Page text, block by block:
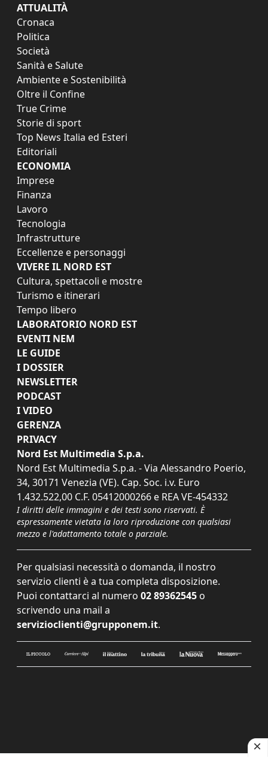
ATTUALITÀ
Cronaca
Politica
Società
Sanità e Salute
Ambiente e Sostenibilità
Oltre il Confine
True Crime
Storie di sport
Top News Italia ed Esteri
Editoriali
ECONOMIA
Imprese
Finanza
Lavoro
Tecnologia
Infrastrutture
Eccellenze e personaggi
VIVERE IL NORD EST
Cultura, spettacoli e mostre
Turismo e itinerari
Tempo libero
LABORATORIO NORD EST
EVENTI NEM
LE GUIDE
I DOSSIER
NEWSLETTER
PODCAST
I VIDEO
GERENZA
PRIVACY
Nord Est Multimedia S.p.a.
Nord Est Multimedia S.p.a. - Via Alessandro Poerio,
34, 30171 Venezia (VE). Cap. Soc. i.v. Euro
1.432.522,00 C.F. 05412000266 e REA VE-454332
I diritti delle immagini e dei testi sono riservati. È
espressamente vietata la loro riproduzione con qualsiasi
mezzo e l'adattamento totale o parziale.
Per qualsiasi necessità o domanda, il nostro
servizio clienti è a tua completa disposizione.
Puoi contattarci al numero 02 89362545 o
scrivendo una mail a
servizioclienti@grupponem.it.